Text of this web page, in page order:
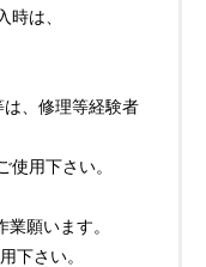
時は、
、修理等経験者
使用下さい。
願います。
下さい。